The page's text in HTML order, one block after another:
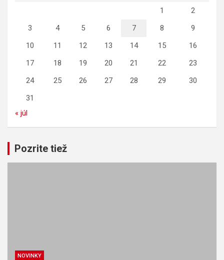
1
2
3
4 5 6 7 8
9
10
11 12 13 14 15
16
17
18 19 20 21 22
23
24
25 26 27 28 29
30
31
« júl
Pozrite tiež
NOVINKY